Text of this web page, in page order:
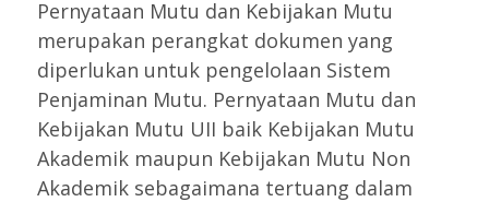
Pernyataan Mutu dan Kebijakan Mutu
merupakan perangkat dokumen yang
diperlukan untuk pengelolaan Sistem
Penjaminan Mutu. Pernyataan Mutu dan
Kebijakan Mutu UII baik Kebijakan Mutu
Akademik maupun Kebijakan Mutu Non
Akademik sebagaimana tertuang dalam